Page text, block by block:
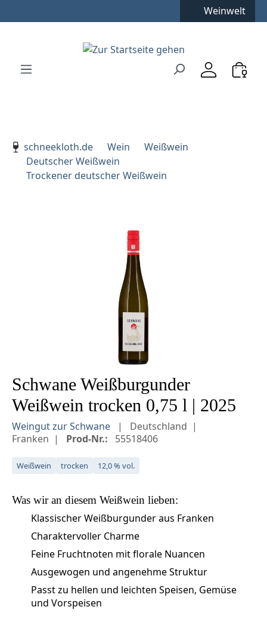
Zur Hauptnavigation springen
Weinwelt
schneekloth.de
Wein
Weißwein
Deutscher Weißwein
Trockener deutscher Weißwein
Bildergalerie überspringen
Schwane Weißburgunder
Weißwein trocken 0,75 l | 2025
Weingut zur Schwane
Deutschland
Franken
Prod-Nr.: 55518406
Weißwein trocken 12,0 % vol.
Was wir an diesem Weißwein lieben:
Klassischer Weißburgunder aus Franken
Charaktervoller Charme
Feine Fruchtnoten mit florale Nuancen
Ausgewogen und angenehme Struktur
Passt zu hellen und leichten Speisen, Gemüse
und Vorspeisen